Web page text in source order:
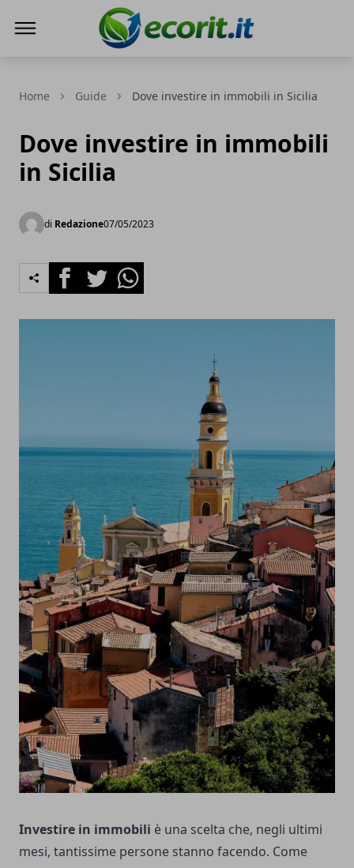
Home Guide Dove investire in immobili in Sicilia
Dove investire in immobili
in Sicilia
di Redazione07/05/2023
FacebookTwitterWhatsapp
Investire in immobili è una scelta che, negli ultimi
mesi, tantissime persone stanno facendo. Come